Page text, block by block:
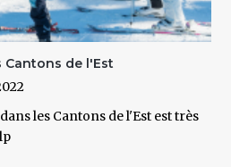
de l'Est
les Cantons de l'Est est très